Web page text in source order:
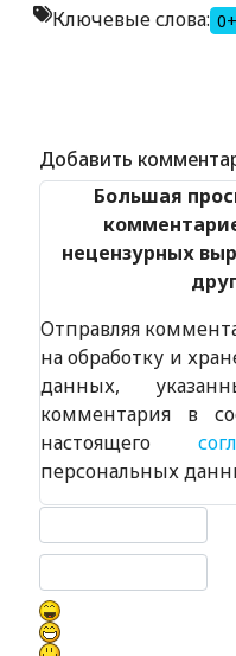
Ключевые слова: 0+
Добавить
Большая
нецензурных
Отправляя
на обработку и
данных,
комментария в
настоящего
персональных
Текст комментария